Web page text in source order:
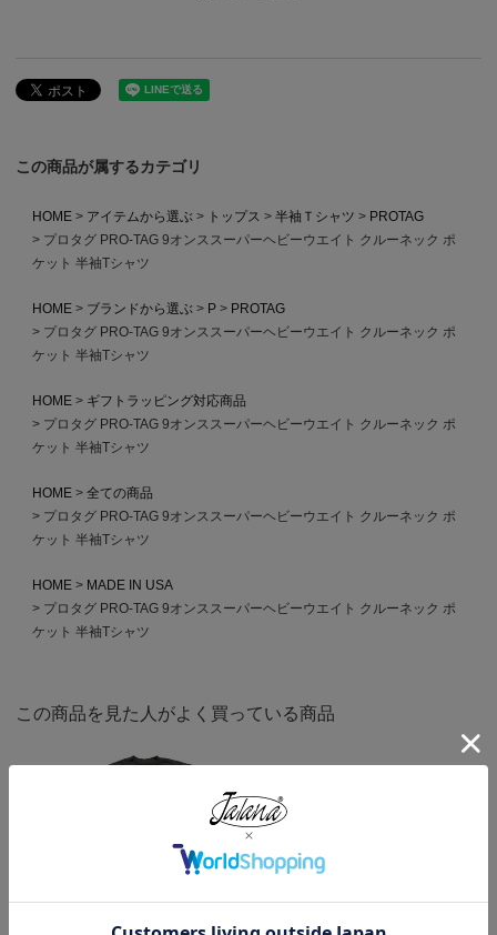
この商品が属するカテゴリ
HOME アイテムから選ぶ トップス 半袖Ｔシャツ
PROTAG
プロタグ PRO-TAG 9オンススーパーヘビーウエイト クルーネック ポ
ケット 半袖Tシャツ
HOME ブランドから選ぶ P
PROTAG
プロタグ PRO-TAG 9オンススーパーヘビーウエイト クルーネック ポ
ケット 半袖Tシャツ
HOME
ギフトラッピング対応商品
プロタグ PRO-TAG 9オンススーパーヘビーウエイト クルーネック ポ
ケット 半袖Tシャツ
HOME
全ての商品
プロタグ PRO-TAG 9オンススーパーヘビーウエイト クルーネック ポ
ケット 半袖Tシャツ
HOME
MADE IN USA
プロタグ PRO-TAG 9オンススーパーヘビーウエイト クルーネック ポ
ケット 半袖Tシャツ
この商品を見た人がよく買っている商品